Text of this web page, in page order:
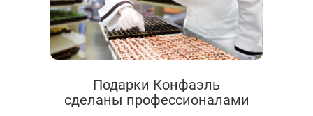
Подарки Конфаэль
сделаны профессионалами